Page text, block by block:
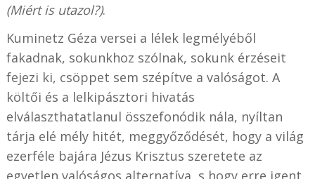
(Miért is utazol?).
Kuminetz Géza versei a lélek legmélyéből
fakadnak, sokunkhoz szólnak, sokunk érzéseit
fejezi ki, csöppet sem szépítve a valóságot. A
költői és a lelkipásztori hivatás
elválaszthatatlanul összefonódik nála, nyíltan
tárja elé mély hitét, meggyőződését, hogy a világ
ezerféle bajára Jézus Krisztus szeretete az